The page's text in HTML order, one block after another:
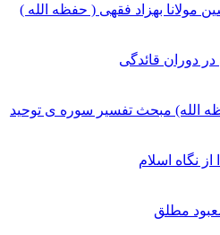
مولانا بهزاد فقهی ( حفظه الله )
دوران قائدگی
الله) مبحث تفسیر سوره ی توحید
نگاه اسلام
مطلق